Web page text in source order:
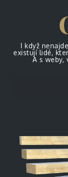
I když
existují lidé,
A s weby,